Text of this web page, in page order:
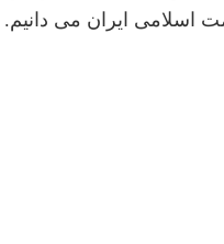
اسلامی ایران می دانیم.